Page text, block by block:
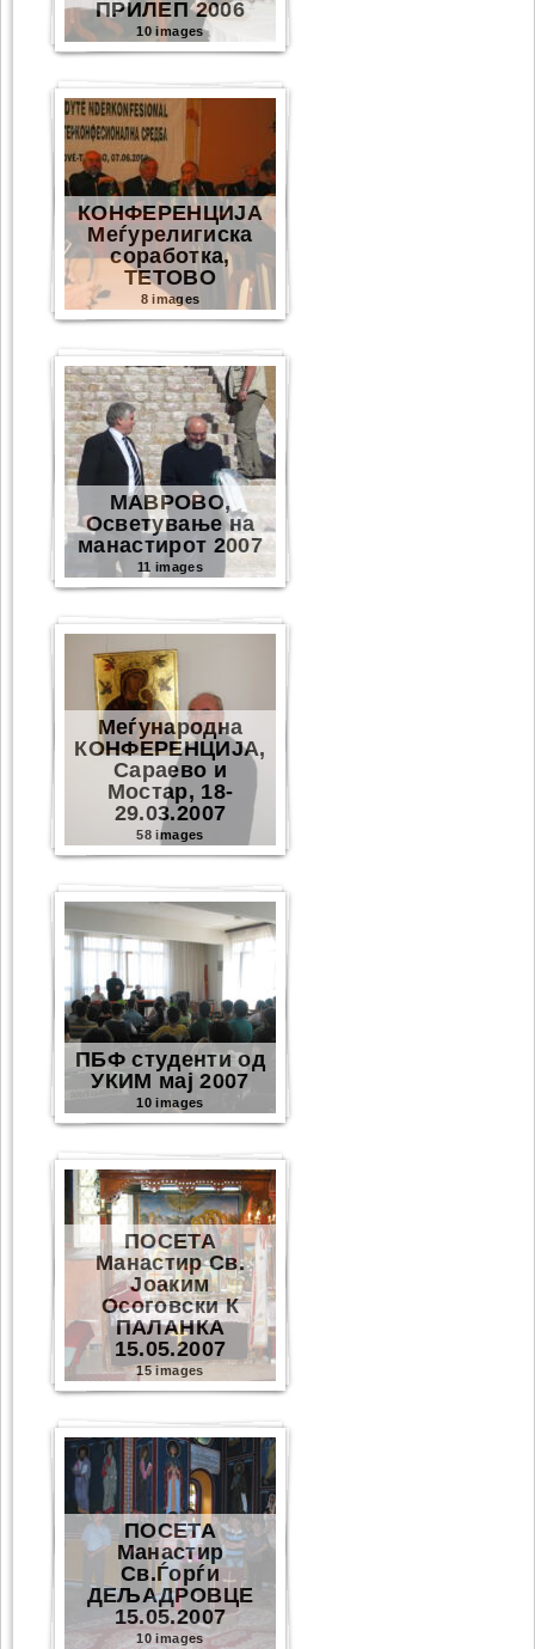
ПРИЛЕП 2006
10 images
КОНФЕРЕНЦИЈА
Меѓурелигиска
соработка,
ТЕТОВО
8 images
МАВРОВО,
Осветување на
манастирот 2007
11 images
Меѓународна
КОНФЕРЕНЦИЈА,
Сараево и
Мостар, 18-
29.03.2007
58 images
ПБФ студенти од
УКИМ мај 2007
10 images
ПОСЕТА
Манастир Св.
Јоаким
Осоговски К
ПАЛАНКА
15.05.2007
15 images
ПОСЕТА
Манастир
Св.Ѓорѓи
ДЕЉАДРОВЦЕ
15.05.2007
10 images